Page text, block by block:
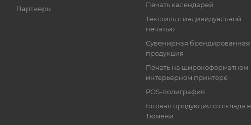
Партнеры
Печать календарей
Текстиль с индивидуальной
печатью
Сувенирная брендированная
продукция
Печать на широкоформатном
интерьерном принтере
POS-полиграфия
Готовая продукция со склада в
Тюмени